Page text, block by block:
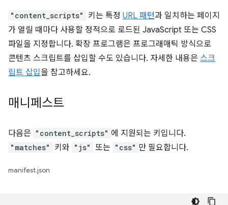
"content_scripts" 키는 특정 URL 패턴과 일치하는 페이지
가 열릴 때마다 사용할 정적으로 로드된 JavaScript 또는 CSS
파일을 지정합니다. 확장 프로그램은 프로그래매틱 방식으로
콘텐츠 스크립트를 삽입할 수도 있습니다. 자세한 내용은 스크
립트 삽입 을 참고하세요.
매니페스트
다음은 "content_scripts" 에 지원되는 키입니다.
"matches" 키와 "js" 또는 "css" 만 필요합니다.
manifest.json